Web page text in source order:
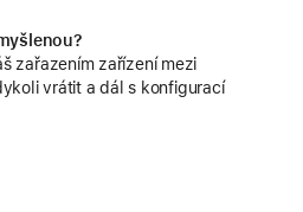
zařazením zařízení mezi
vrátit a dál s konfigurací